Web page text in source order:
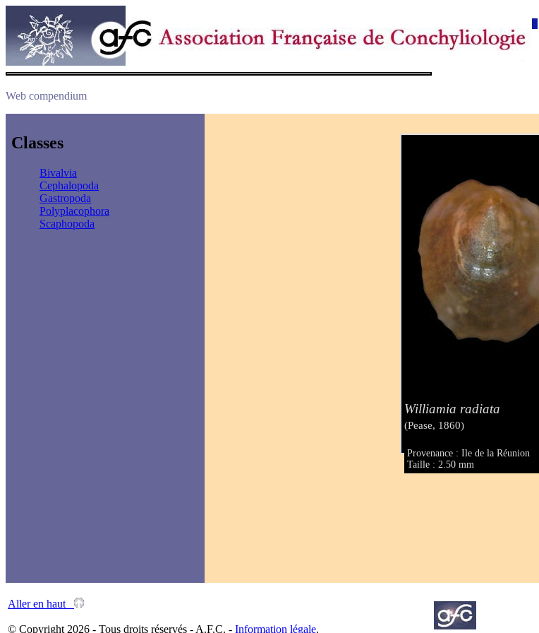
Web compendium
Classes
Bivalvia
Cephalopoda
Gastropoda
Polyplacophora
Scaphopoda
Williamia radiata
(Pease, 1860)
Provenance : Ile de la Réunion
Taille : 2.50 mm
Aller en haut
© Copyright 2026 - Tous droits réservés - A.F.C. - Information légale.